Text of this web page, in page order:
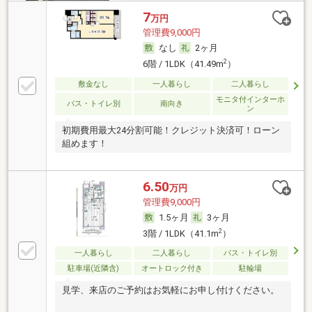
7万円
管理費9,000円
なし
2ヶ月
6階 / 1LDK（41.49m2）
敷金なし 一人暮らし 二人暮らし
バス・トイレ別 南向き
モニタ付インターホ
ン
初期費用最大24分割可能！クレジット決済可！ローン
組めます！
6.50万円
管理費9,000円
1.5ヶ月
3ヶ月
3階 / 1LDK（41.1m2）
一人暮らし 二人暮らし
バス・トイレ別
駐車場(近隣含)
オートロック付き 駐輪場
見学、来店のご予約はお気軽にお申し付けください。